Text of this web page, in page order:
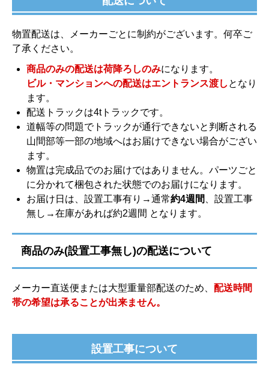
物置配送は、メーカーごとに制約がございます。何卒ご
了承ください。
商品のみの配送は荷降ろしのみになります。
ビル・マンションへの配送はエントランス渡し となり
ます。
配送トラックは4tトラックです。
道幅等の問題でトラックが通行できないと判断される
山間部等一部の地域へはお届けできない場合がござい
ます。
物置は完成品でのお届けではありません。パーツごと
に分かれて梱包された状態でのお届けになります。
お届け日は、設置工事有り→通常約4週間
、設置工事
無し→在庫があれば約2週間 となります。
商品のみ(設置工事無し)の配送について
メーカー直送便または大型重量部配送のため、 配送時間
帯の希望は承ることが出来ません。
設置工事について